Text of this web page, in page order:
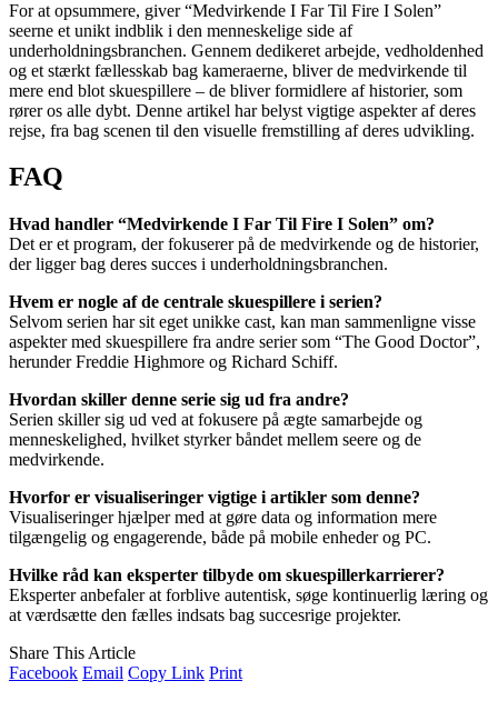
For at opsummere, giver “Medvirkende I Far Til Fire I Solen”
seerne et unikt indblik i den menneskelige side af
underholdningsbranchen. Gennem dedikeret arbejde, vedholdenhed
og et stærkt fællesskab bag kameraerne, bliver de medvirkende til
mere end blot skuespillere – de bliver formidlere af historier, som
rører os alle dybt. Denne artikel har belyst vigtige aspekter af deres
rejse, fra bag scenen til den visuelle fremstilling af deres udvikling.
FAQ
Hvad handler “Medvirkende I Far Til Fire I Solen” om?
Det er et program, der fokuserer på de medvirkende og de historier,
der ligger bag deres succes i underholdningsbranchen.
Hvem er nogle af de centrale skuespillere i serien?
Selvom serien har sit eget unikke cast, kan man sammenligne visse
aspekter med skuespillere fra andre serier som “The Good Doctor”,
herunder Freddie Highmore og Richard Schiff.
Hvordan skiller denne serie sig ud fra andre?
Serien skiller sig ud ved at fokusere på ægte samarbejde og
menneskelighed, hvilket styrker båndet mellem seere og de
medvirkende.
Hvorfor er visualiseringer vigtige i artikler som denne?
Visualiseringer hjælper med at gøre data og information mere
tilgængelig og engagerende, både på mobile enheder og PC.
Hvilke råd kan eksperter tilbyde om skuespillerkarrierer?
Eksperter anbefaler at forblive autentisk, søge kontinuerlig læring og
at værdsætte den fælles indsats bag succesrige projekter.
Share This Article
Facebook Email Copy Link Print